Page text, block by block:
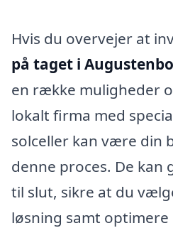
Hvis du overvejer at
på taget i
en række muligheder
lokalt firma med
solceller kan være din
denne proces. De kan
til slut, sikre at du
løsning samt